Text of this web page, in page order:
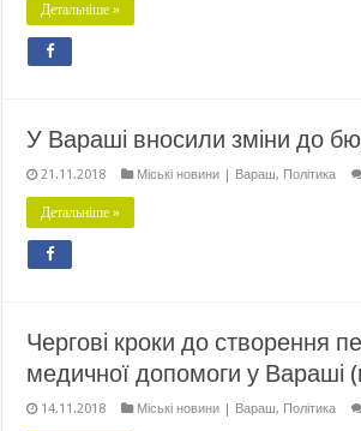
Детальніше »
У Вараші вносили зміни до
21.11.2018 Міські новини | Вараш, Політика
Детальніше »
Чергові кроки до створення
медичної допомоги у Вараші
14.11.2018 Міські новини | Вараш, Політика